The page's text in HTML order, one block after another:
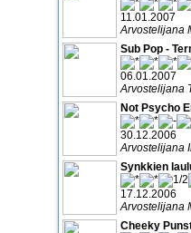
11.01.2007
Arvostelijana
Sub Pop -
06.01.2007
Arvostelijana
Not Psycho
30.12.2006
Arvostelijana
Synkkien
17.12.2006
Arvostelijana
Cheeky